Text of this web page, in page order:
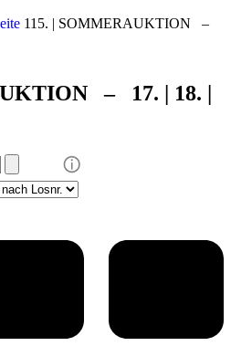
115. | SOMMERAUKTION –
– 17. | 18. |